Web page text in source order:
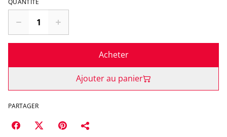
QUANTITÉ
Acheter
Ajouter au panier
PARTAGER